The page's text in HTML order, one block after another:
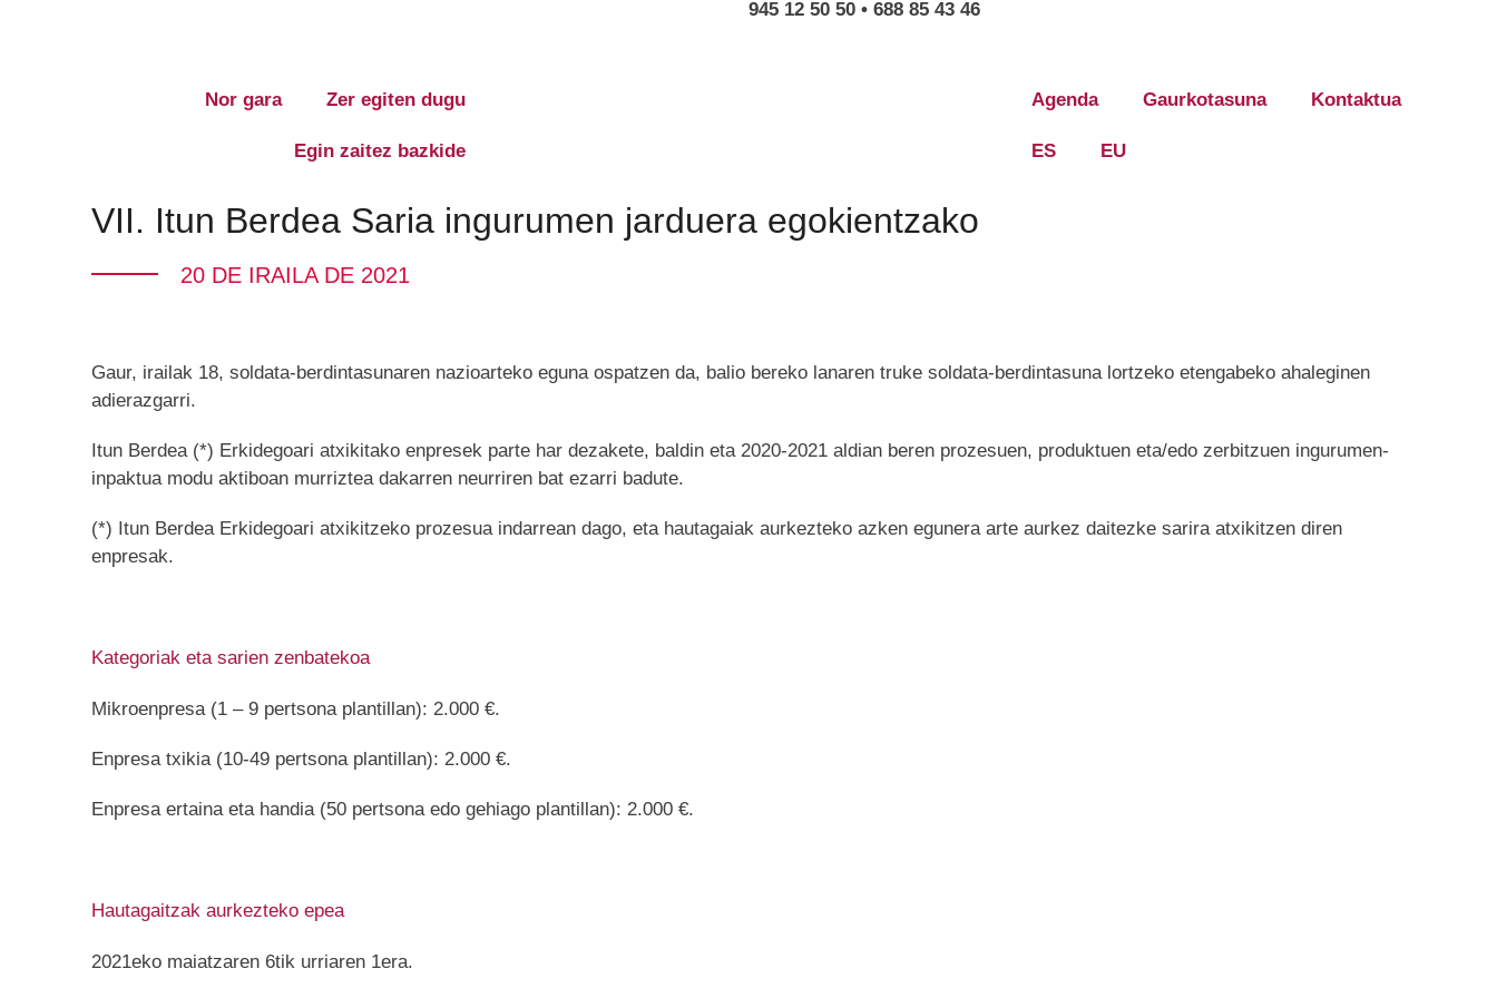
945 12 50 50 • 688 85 43 46
Nor gara Zer egiten dugu
Egin zaitez bazkide
Agenda Gaurkotasuna Kontaktua
ES EU
VII. Itun Berdea Saria ingurumen jarduera egokientzako
20 DE IRAILA DE 2021
Gaur, irailak 18, soldata-berdintasunaren nazioarteko eguna ospatzen da, balio bereko lanaren truke soldata-berdintasuna lortzeko etengabeko ahaleginen
adierazgarri.
Itun Berdea (*) Erkidegoari atxikitako enpresek parte har dezakete, baldin eta 2020-2021 aldian beren prozesuen, produktuen eta/edo zerbitzuen ingurumen-
inpaktua modu aktiboan murriztea dakarren neurriren bat ezarri badute.
(*) Itun Berdea Erkidegoari atxikitzeko prozesua indarrean dago, eta hautagaiak aurkezteko azken egunera arte aurkez daitezke sarira atxikitzen diren
enpresak.
Kategoriak eta sarien zenbatekoa
Mikroenpresa (1 – 9 pertsona plantillan): 2.000 €.
Enpresa txikia (10-49 pertsona plantillan): 2.000 €.
Enpresa ertaina eta handia (50 pertsona edo gehiago plantillan): 2.000 €.
Hautagaitzak aurkezteko epea
2021eko maiatzaren 6tik urriaren 1era.